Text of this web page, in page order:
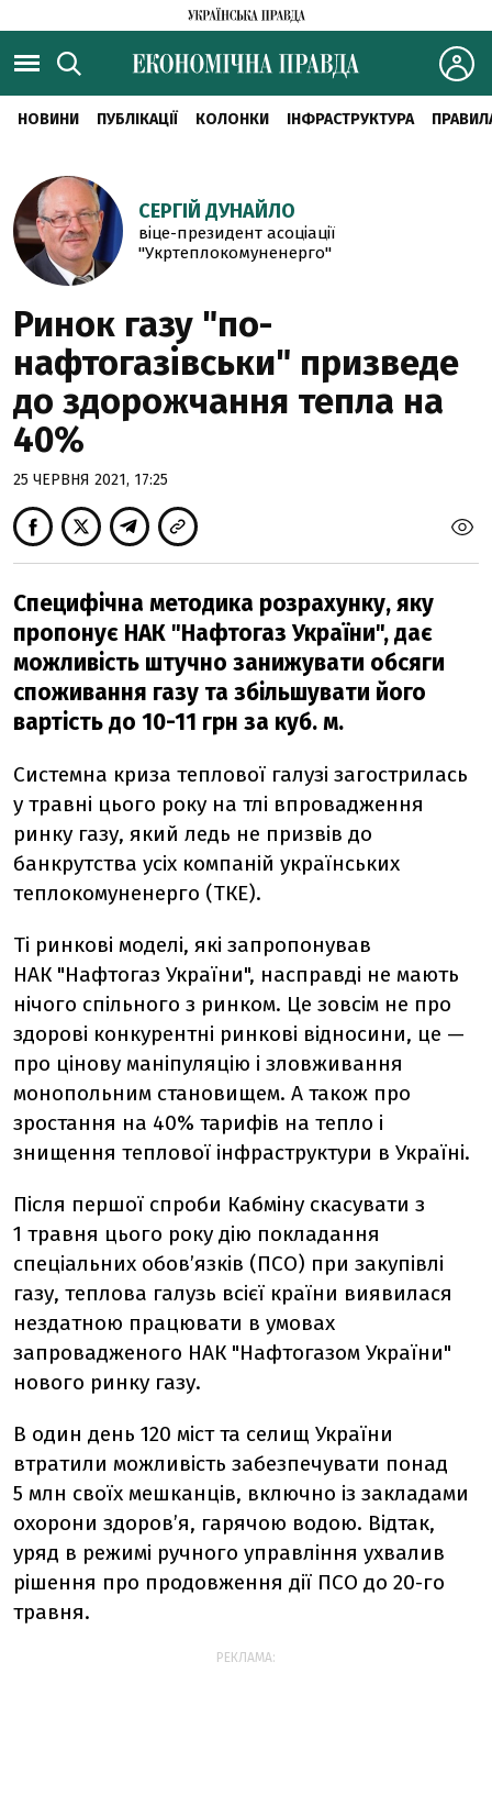
НОВИНИ ПУБЛІКАЦІЇ КОЛОНКИ ІНФРАСТРУКТУРА
СЕРГІЙ ДУНАЙЛО
віце-президент асоціації
"Укртеплокомуненерго"
Ринок газу "по-
нафтогазівськи" призведе
до здорожчання тепла на
40%
25 ЧЕРВНЯ 2021, 17:25
Специфічна методика розрахунку, яку
пропонує НАК "Нафтогаз України", дає
можливість штучно занижувати обсяги
споживання газу та збільшувати його
вартість до 10-11 грн за куб. м.
Системна криза теплової галузі загострилась
у травні цього року на тлі впровадження
ринку газу, який ледь не призвів до
банкрутства усіх компаній українських
теплокомуненерго (ТКЕ).
Ті ринкові моделі, які запропонував
НАК "Нафтогаз України", насправді не мають
нічого спільного з ринком. Це зовсім не про
здорові конкурентні ринкові відносини, це —
про цінову маніпуляцію і зловживання
монопольним становищем. А також про
зростання на 40% тарифів на тепло і
знищення теплової інфраструктури в Україні.
Після першої спроби Кабміну скасувати з
1 травня цього року дію покладання
спеціальних обов’язків (ПСО) при закупівлі
газу, теплова галузь всієї країни виявилася
нездатною працювати в умовах
запровадженого НАК "Нафтогазом України"
нового ринку газу.
В один день 120 міст та селищ України
втратили можливість забезпечувати понад
5 млн своїх мешканців, включно із закладами
охорони здоров’я, гарячою водою. Відтак,
уряд в режимі ручного управління ухвалив
рішення про продовження дії ПСО до 20-го
травня.
РЕКЛАМА: